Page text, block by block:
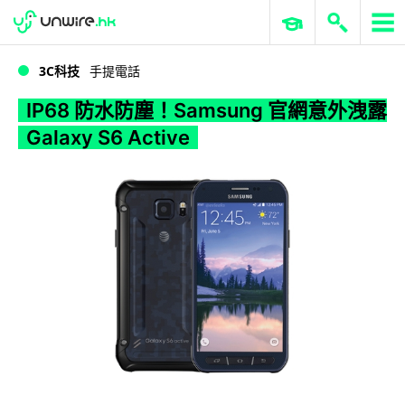
WWDC 2026 ERP 與商業 AI
3C科技 手提電話
IP68 防水防塵！Samsung 官網意外洩露
Galaxy S6 Active